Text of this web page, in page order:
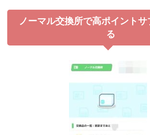
ノーマル交換所で高ポイント
る